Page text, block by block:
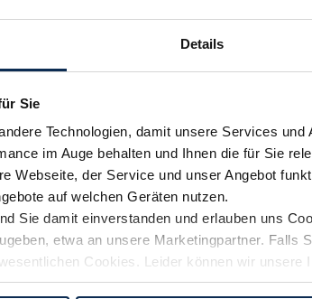
Details
Sie
Technologien, damit unsere Services
im Auge behalten und Ihnen die für Sie
Webseite, der Service und unser Angebot
auf welchen Geräten nutzen.
Sie damit einverstanden und erlauben uns
etwa an unsere Marketingpartner. Falls
Cookies. Leider können wir unsere
Weg zu Ihrem Neuwagen unterstützen. Sie